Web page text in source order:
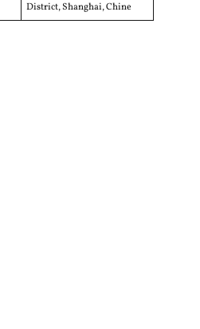
District, Shanghai, Chine